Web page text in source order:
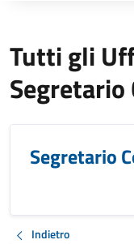
Tutti gli
Segretario
Segretario
Indietro